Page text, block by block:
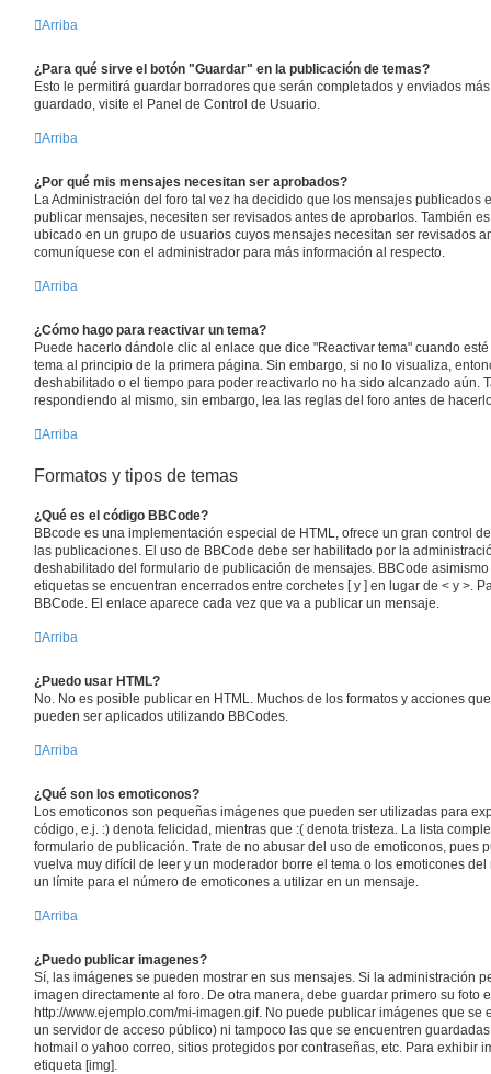
Arriba
¿Para qué sirve el botón "Guardar" en la publicación de temas?
Esto le permitirá guardar borradores que serán completados y enviados
guardado, visite el Panel de Control de Usuario.
Arriba
¿Por qué mis mensajes necesitan ser aprobados?
La Administración del foro tal vez ha decidido que los mensajes publicados
publicar mensajes, necesiten ser revisados antes de aprobarlos. También
ubicado en un grupo de usuarios cuyos mensajes necesitan ser revisados
comuníquese con el administrador para más información al respecto.
Arriba
¿Cómo hago para reactivar un tema?
Puede hacerlo dándole clic al enlace que dice "Reactivar tema" cuando
tema al principio de la primera página. Sin embargo, si no lo visualiza,
deshabilitado o el tiempo para poder reactivarlo no ha sido alcanzado aún.
respondiendo al mismo, sin embargo, lea las reglas del foro antes de
Arriba
Formatos y tipos de temas
¿Qué es el código BBCode?
BBcode es una implementación especial de HTML, ofrece un gran control
las publicaciones. El uso de BBCode debe ser habilitado por la
deshabilitado del formulario de publicación de mensajes. BBCode
etiquetas se encuentran encerrados entre corchetes [ y ] en lugar de < y >.
BBCode. El enlace aparece cada vez que va a publicar un mensaje.
Arriba
¿Puedo usar HTML?
No. No es posible publicar en HTML. Muchos de los formatos y acciones
pueden ser aplicados utilizando BBCodes.
Arriba
¿Qué son los emoticonos?
Los emoticonos son pequeñas imágenes que pueden ser utilizadas para
código, e.j. :) denota felicidad, mientras que :( denota tristeza. La lista
formulario de publicación. Trate de no abusar del uso de emoticonos, pues
vuelva muy difícil de leer y un moderador borre el tema o los emoticones
un límite para el número de emoticones a utilizar en un mensaje.
Arriba
¿Puedo publicar imagenes?
Sí, las imágenes se pueden mostrar en sus mensajes. Si la administración
imagen directamente al foro. De otra manera, debe guardar primero su foto
http://www.ejemplo.com/mi-imagen.gif. No puede publicar imágenes que se
un servidor de acceso público) ni tampoco las que se encuentren
hotmail o yahoo correo, sitios protegidos por contraseñas, etc. Para exhibir
etiqueta [img].